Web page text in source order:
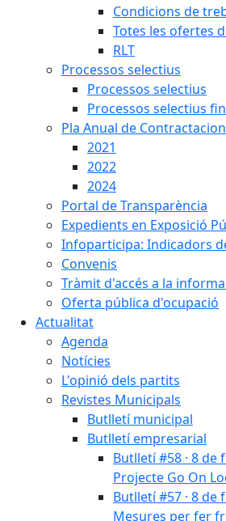
Condicions de
Totes les ofertes
RLT
Processos selectius
Processos selectius
Processos selectius
Pla Anual de
2021
2022
2024
Portal de Transparència
Expedients en Exposició
Infoparticipa: Indicadors
Convenis
Tràmit d'accés a la
Oferta pública d'ocupació
Actualitat
Agenda
Notícies
L'opinió dels partits
Revistes Municipals
Butlletí municipal
Butlletí empresarial
Butlletí #58 · 8 de
Projecte Go On
Butlletí #57 · 8 de
Mesures per fer